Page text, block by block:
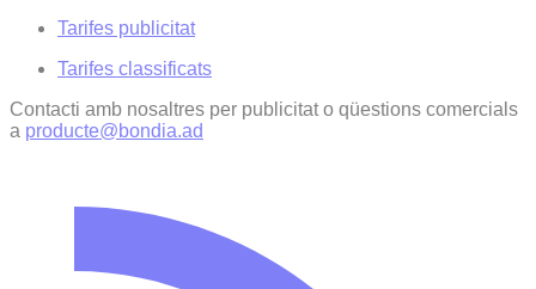
Tarifes publicitat
Tarifes classificats
Contacti amb nosaltres per publicitat o qüestions comercials
a producte@bondia.ad